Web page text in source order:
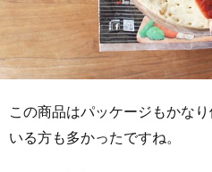
この商品はパッケージもかな
いる方も多かったですね。